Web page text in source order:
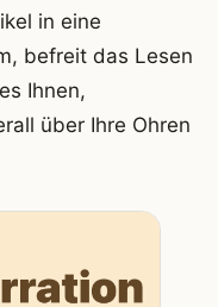
in eine
befreit das Lesen
Ihnen,
über Ihre Ohren